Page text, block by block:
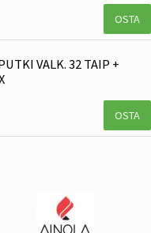
OSTA
VALK. 32 TAIP +
OSTA